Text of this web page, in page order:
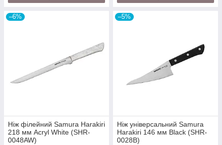
–6%
Ніж філейний Samura Harakiri
218 мм Acryl White (SHR-
0048AW)
–5%
Ніж універсальний Samura
Harakiri 146 мм Black (SHR-
0028B)